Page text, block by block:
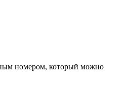
номером, который можно